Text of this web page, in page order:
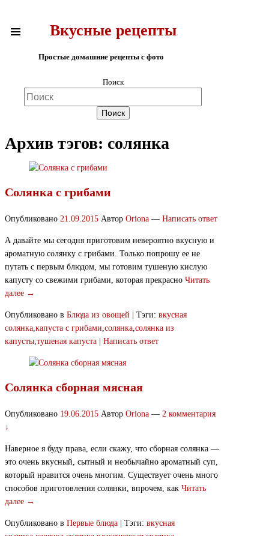
Вкусные рецепты
Простые домашние рецепты с фото
Поиск
Архив тэгов: солянка
Солянка с грибами
Опубликовано 21.09.2015 Автор Oriona — Написать ответ
А давайте мы сегодня приготовим невероятно вкусную и
ароматную солянку с грибами. Только попрошу ее не
путать с первым блюдом, мы готовим тушеную кислую
капусту со свежими грибами, которая прекрасно Читать
далее →
Опубликовано в Блюда из овощей Тэги: вкусная
солянка,капуста с грибами,солянка,солянка из
капусты,тушеная капуста Написать ответ
Солянка сборная мясная
Опубликовано 19.06.2015 Автор Oriona — 2 комментария
↓
Наверное я буду права, если скажу, что сборная солянка —
это очень вкусный, сытный и необычайно ароматный суп,
который нравится очень многим. Существует очень много
способов приготовления солянки, впрочем, как Читать
далее →
Опубликовано в Первые блюда Тэги: вкусная